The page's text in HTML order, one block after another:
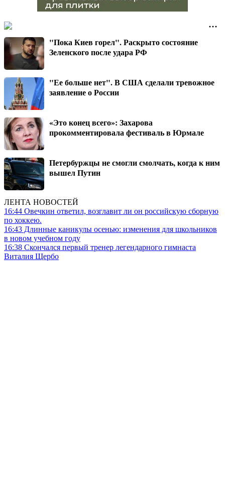
"Пока Киев горел". Раскрыто состояние
Зеленского после удара РФ
"Ее больше нет". В США сделали тревожное
заявление о России
«Это конец всего»: Захарова
прокомментировала фестиваль в Юрмале
Петербуржцы не смогли смолчать, когда к ним
вышел Путин
ЛЕНТА НОВОСТЕЙ
16:44 Овечкин ответил, возглавит ли он российскую сборную
по хоккею.
16:43 Длинные каникулы осенью: изменения для школьников
в новом учебном году
16:38 Скончался первый тренер легендарного гимнаста
Виталия Щербо